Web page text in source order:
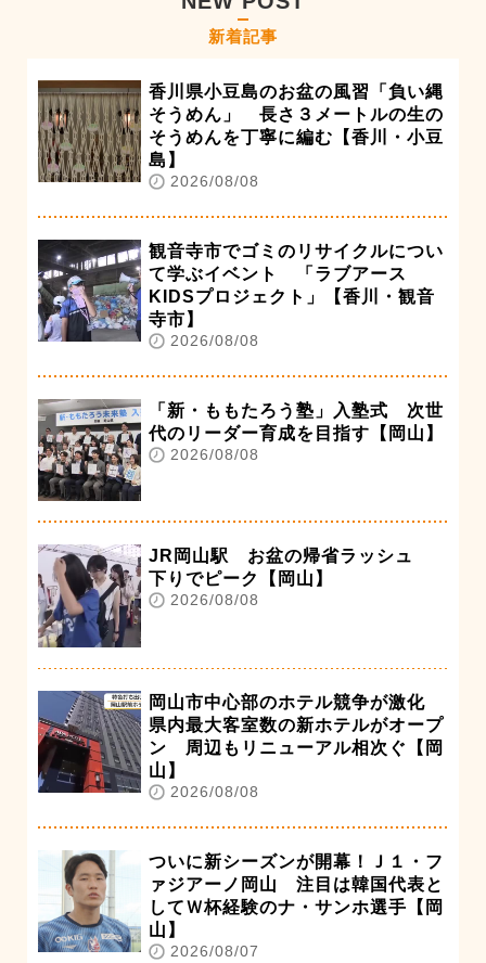
新着記事
香川県小豆島のお盆の風習「負い縄
そうめん」 長さ３メートルの生の
そうめんを丁寧に編む【香川・小豆
島】
2026/08/08
観音寺市でゴミのリサイクルについ
て学ぶイベント 「ラブアース
KIDSプロジェクト」【香川・観音
寺市】
2026/08/08
「新・ももたろう塾」入塾式 次世
代のリーダー育成を目指す【岡山】
2026/08/08
JR岡山駅 お盆の帰省ラッシュ
下りでピーク【岡山】
2026/08/08
岡山市中心部のホテル競争が激化
県内最大客室数の新ホテルがオープ
ン 周辺もリニューアル相次ぐ【岡
山】
2026/08/08
ついに新シーズンが開幕！Ｊ１・フ
ァジアーノ岡山 注目は韓国代表と
してＷ杯経験のナ・サンホ選手【岡
山】
2026/08/07